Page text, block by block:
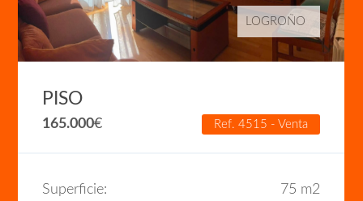
LOGROÑO
PISO
165.000€ Ref. 4515 - Venta
Superficie: 75 m2